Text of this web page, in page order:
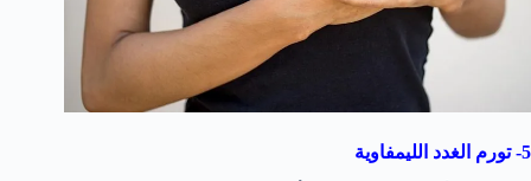
5- تورم الغدد الليمفاوية